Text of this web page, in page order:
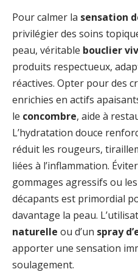
Pour calmer la sensation
privilégier des soins
peau, véritable bouclier
produits respectueux,
réactives. Opter pour des
enrichies en actifs
le concombre, aide à
L’hydratation douce
réduit les rougeurs,
liées à l’inflammation.
gommages agressifs ou
décapants est primordial
davantage la peau.
naturelle ou d’un spray
apporter une sensation
soulagement.